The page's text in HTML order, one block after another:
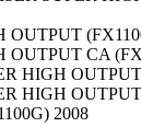
OUTPUT
OUTPUT CA
HIGH
HIGH
2008